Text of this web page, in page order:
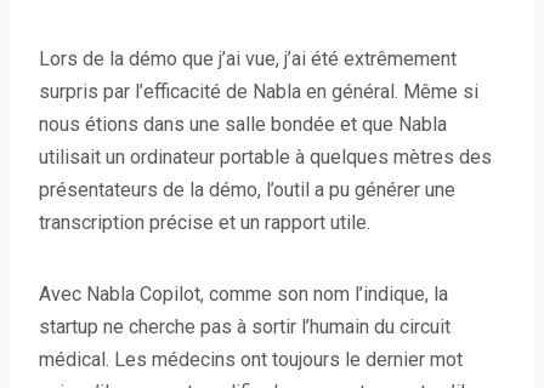
Lors de la démo que j’ai vue, j’ai été extrêmement
surpris par l’efficacité de Nabla en général. Même si
nous étions dans une salle bondée et que Nabla
utilisait un ordinateur portable à quelques mètres des
présentateurs de la démo, l’outil a pu générer une
transcription précise et un rapport utile.
Avec Nabla Copilot, comme son nom l’indique, la
startup ne cherche pas à sortir l’humain du circuit
médical. Les médecins ont toujours le dernier mot